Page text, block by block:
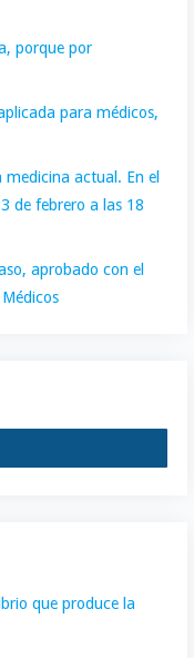
porque por
para médicos,
actual. En el
de febrero a las 18
aprobado con el
que produce la